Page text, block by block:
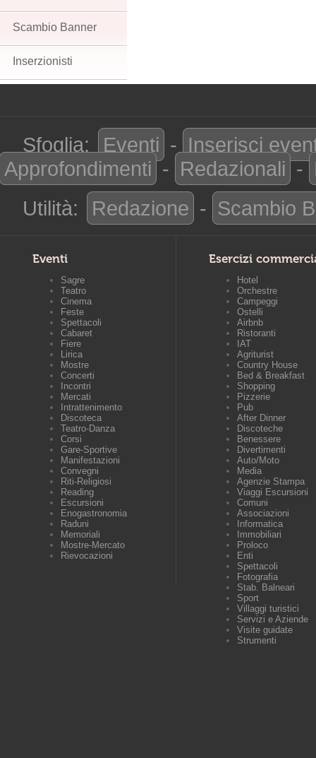
Scambio Banner
Inserzionisti
Sfoglia: Eventi - Inserisci
Approfondimenti - Redazionali -
Utilità:
Redazione - Scambio
Eventi
Sagre
Teatro
Cinema
Feste
Spettacoli
Cabaret
Fiere
Lirica
Mostre
Concerti
Incontri
Mercati
Intrattenimento
Discoteca
Teatro-Danza
Corsi
Gare-Sportive
Manifestazioni
Convegni
Riti-Religiosi
Reading
Escursioni
Enogastronomia
Raduni
Memoriali
Mostre-Mercato
Rievocazioni
Esercizi
Hotel
Orchestre
Campeggi
Ostelli
Airbnb
Ristoranti
IAT
Agriturist
Country House
Bed & Breakfast
Shopping
Pizzerie
Pub
After Dinner
Discoteche
Benessere
Divertimenti
Auto/Moto
Media
Agenzie Stampa
Viaggi Escursioni
Comuni
Associazioni
Informatica
Immobiliari
Proloco
Enti
Spettacoli
Fotografia
Stab. Balneari
Sport
Villaggi turistici
Servizi e Aziende
Visite guidate
Strumenti